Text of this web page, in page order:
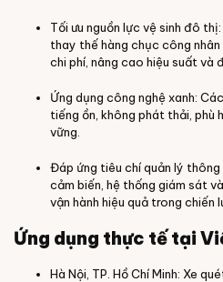
Tối ưu nguồn lực vệ sinh đô
thay thế hàng chục công
chi phí, nâng cao hiệu suất và
Ứng dụng công nghệ xanh:
tiếng ồn, không phát thải, phù
vững.
Đáp ứng tiêu chí quản lý
cảm biến, hệ thống giám sát
vận hành hiệu quả trong chiến
Ứng dụng thực tế tại
Hà Nội, TP. Hồ Chí Minh: Xe